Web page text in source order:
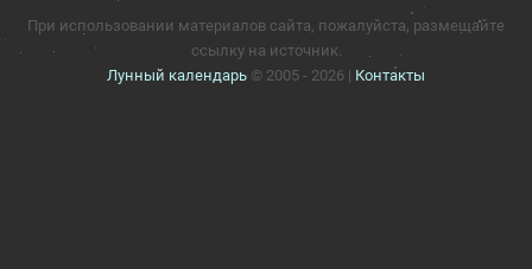
При использовании материалов сайта, пожалуйста, размещайте
ссылку на источник.
Лунный календарь© 2005 - 2026 | Контакты